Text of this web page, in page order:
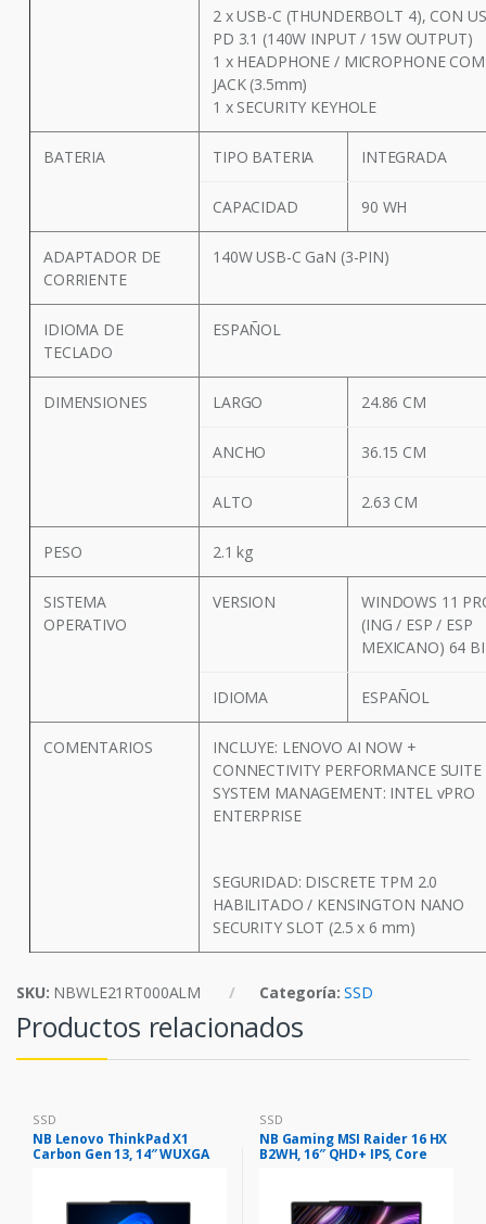
2 x USB-C (THUNDERBOLT 4), CON
PD 3.1 (140W INPUT / 15W OUTPUT)
1 x HEADPHONE / MICROPHONE
JACK (3.5mm)
1 x SECURITY KEYHOLE
BATERIA TIPO BATERIA INTEGRADA
CAPACIDAD 90 WH
ADAPTADOR DE
CORRIENTE
140W USB-C GaN (3-PIN)
IDIOMA DE
TECLADO
ESPAÑOL
DIMENSIONES LARGO 24.86 CM
ANCHO 36.15 CM
ALTO 2.63 CM
PESO 2.1 kg
SISTEMA
OPERATIVO
VERSION
WINDOWS 11
(ING / ESP / ESP
MEXICANO) 64
IDIOMA ESPAÑOL
COMENTARIOS
INCLUYE: LENOVO AI NOW +
CONNECTIVITY PERFORMANCE
SYSTEM MANAGEMENT: INTEL vPRO
ENTERPRISE
SEGURIDAD: DISCRETE TPM 2.0
HABILITADO / KENSINGTON NANO
SECURITY SLOT (2.5 x 6 mm)
SKU: NBWLE21RT000ALM Categoría:SSD
Productos relacionados
SSD
NB Lenovo ThinkPad X1
Carbon Gen 13, 14″ WUXGA
SSD
NB Gaming MSI Raider 16 HX
B2WH, 16″ QHD+ IPS, Core